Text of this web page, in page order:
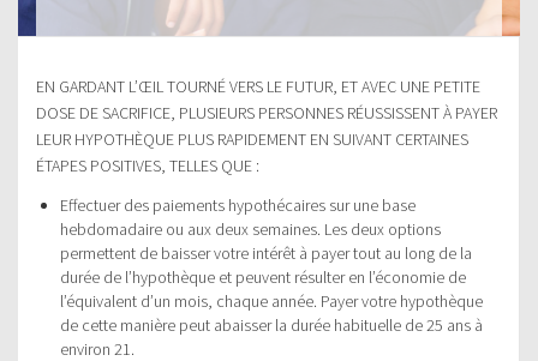
EN GARDANT L’ŒIL TOURNÉ VERS LE FUTUR, ET AVEC UNE PETITE
DOSE DE SACRIFICE, PLUSIEURS PERSONNES RÉUSSISSENT À PAYER
LEUR HYPOTHÈQUE PLUS RAPIDEMENT EN SUIVANT CERTAINES
ÉTAPES POSITIVES, TELLES QUE :
Effectuer des paiements hypothécaires sur une base
hebdomadaire ou aux deux semaines. Les deux options
permettent de baisser votre intérêt à payer tout au long de la
durée de l’hypothèque et peuvent résulter en l’économie de
l’équivalent d’un mois, chaque année. Payer votre hypothèque
de cette manière peut abaisser la durée habituelle de 25 ans à
environ 21.